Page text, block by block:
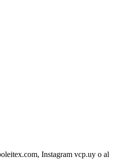
Instagram vcp.uy o al